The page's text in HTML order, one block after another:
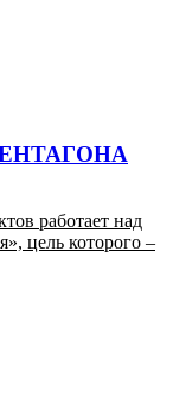
работает над
цель которого –